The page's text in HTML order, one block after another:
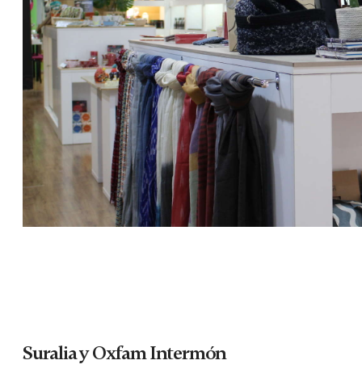
Suralia y Oxfam Intermón